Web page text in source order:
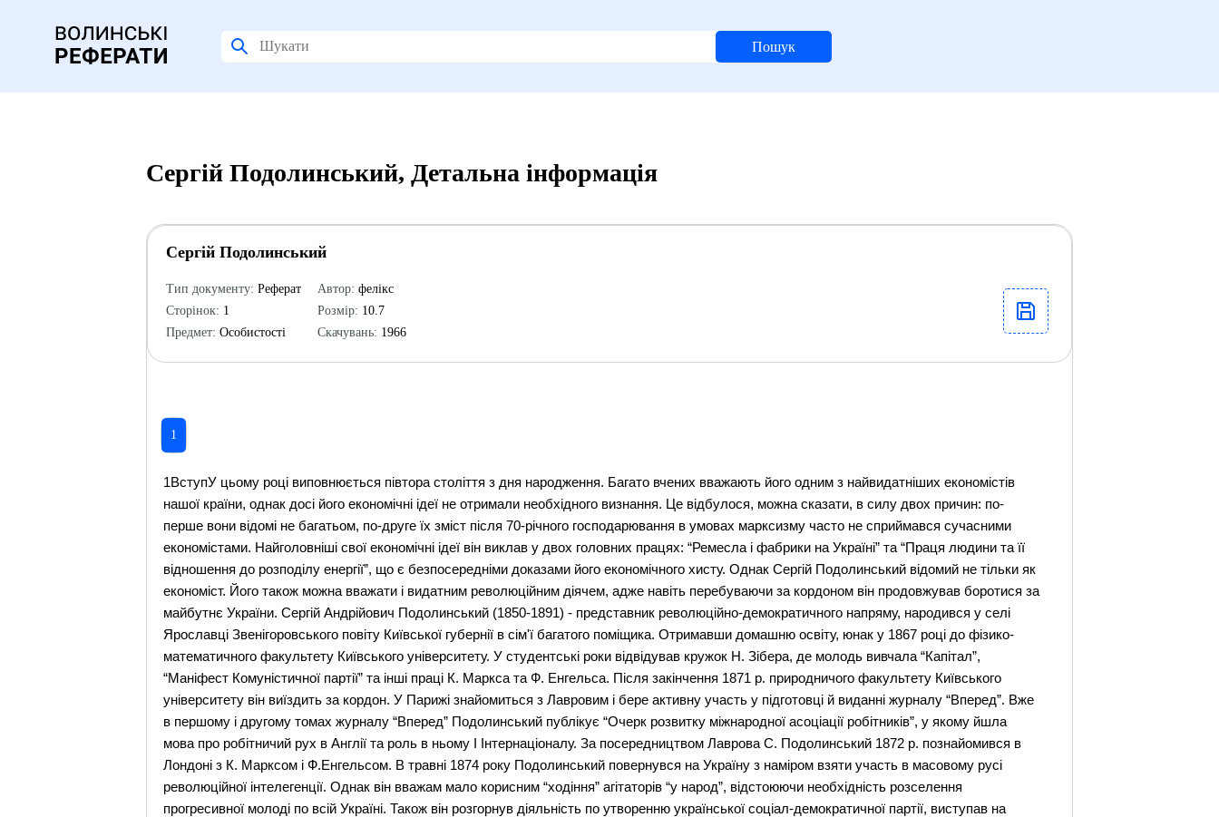
Пошук
Сергій Подолинський, Детальна інформація
Сергій Подолинський
Тип документу: Реферат
Сторінок: 1
Предмет: Особистості
Автор: фелікс
Розмір: 10.7
Скачувань: 1966
1
1ВступУ цьому році виповнюється півтора століття з дня народження. Багато вчених вважають його одним з найвидатніших економістів нашої країни, однак досі його економічні ідеї не отримали необхідного визнання. Це відбулося, можна сказати, в силу двох причин: по-перше вони відомі не багатьом, по-друге їх зміст після 70-річного господарювання в умовах марксизму часто не сприймався сучасними економістами. Найголовніші свої економічні ідеї він виклав у двох головних працях: “Ремесла і фабрики на Україні” та “Праця людини та її відношення до розподілу енергії”, що є безпосередніми доказами його економічного хисту. Однак Сергій Подолинський відомий не тільки як економіст. Його також можна вважати і видатним революційним діячем, адже навіть перебуваючи за кордоном він продовжував боротися за майбутнє України. Сергій Андрійович Подолинський (1850-1891) - представник революційно-демократичного напряму, народився у селі Ярославці Звенігоровського повіту Київської губернії в сім'ї багатого поміщика. Отримавши домашню освіту, юнак у 1867 році до фізико-математичного факультету Київського університету. У студентські роки відвідував кружок Н. Зібера, де молодь вивчала “Капітал”, “Маніфест Комуністичної партії” та інші праці К. Маркса та Ф. Енгельса. Після закінчення 1871 р. природничого факультету Київського університету він виїздить за кордон. У Парижі знайомиться з Лавровим і бере активну участь у підготовці й виданні журналу “Вперед”. Вже в першому і другому томах журналу “Вперед” Подолинський публікує “Очерк розвитку міжнародної асоціації робітників”, у якому йшла мова про робітничий рух в Англії та роль в ньому І Інтернаціоналу. За посередництвом Лаврова С. Подолинський 1872 р. познайомився в Лондоні з К. Марксом і Ф.Енгельсом. В травні 1874 року Подолинський повернувся на Україну з наміром взяти участь в масовому русі революційної інтелегенції. Однак він вважам мало корисним “ходіння” агітаторів “у народ”, відстоюючи необхідність розселення прогресивної молоді по всій Україні. Також він розгорнув діяльність по утворенню української соціал-демократичної партії, виступав на студентських сборах.1875 року разом з галичанином О. Терлецьким він організує у Відні видання соціалістичної літератури, яка широко використовувалась народниками в їхній революційній діяльності. Було, зокрема, видано праці С. Подолинського “Парова машина”, “Про бідність”, Ф. Волховського “Правдиве слово хлібороба до своїх земляків” та інші.Займаючись суспільними ділами, Подолинський віддав багато сил науці. Він вивчає медицину в університиетах Цюріха, Парижа. 1876 р. С. Подолинський захистив у Бреславському університеті дисертацію на здобуття вченого ступеня доктора медицини, певний час проживав в Україні. 1877 року остаточно виїздить за кордон і оселяється у Франції в Монпельє. Він багато і плідно працює. У 1879 р. виходить праця С. Подолинського “Життя і здоров'я людей на Україні”, 1880 р. - “Ремесла і фабрики на Україні”, що стала першою спробою застосування економічного вчення К. Маркса до конкретної історичної дійсності Росії й України, визначення історичної долі капіталізму в країні.На відміну від народників, які заперечували розвиток капіталізму в Росії, С. Подолинський констатує протилежне. Виходячи з учення К. Маркса про три стадії розвитку капіталізму в промисловості і практичного досвіду української економіки, він показує, що капіталізм в Україні, а відтак і в Росії в цілому, проходить у своєму розвитку “ремесло, мануфактуру і великий фабричний здобуток”.С. Подолинський підкреслює прогресивність капіталізму порівняно з феодалізмом, але вказує на його історично минущий характер. Він критикує цей спосіб виробництва і виступає передовсім проти його економічної основи - приватної власності на засоби виробництва. С. Подолинський аналізує суперечності між працею і капіталом, між зростанням багатства буржуазії і зубожінням трудящих мас, суперечність між розвитком продуктивних сил і їх марнуванням за умов капіталізму. “Корінь зла” капіталістичного способу виробництва С. Подолинський бачить у приватній власності, яка дає змогу капіталістам користуватися продуктом неоплаченої праці робітників. На цій підставі він робить висновок про необхідність знищення капіталізму. Капіталізму він протиставляє соціалізм як такий спосіб виробництва, котрий створює найліпші можливості для розвитку продуктивних сил і найбільш відповідає вимогам моралі. Не випадково, що цю працю як таку, що “посягає на приватну власність” і “розпалює ненависть робітників до своїх хазяїв”, було заборонено царською цензурою.Багато зусиль С. Подолинський доклав до популяризації економічного вчення К. Маркса. Він розумів, що головне в ньому - теорія додаткової вартості. Саме тому вже в перших своїх дослідженнях він приділяє цій категорії особливу увагу. Як писав сам С. Подолинський, його брошура “Про бідність” є спробою викласти в популярній формі теорію додаткової вартості і механізм капіталістичної експлуатації з допомогою прикладів, узятих із сільського господарства й цукрової промисловості України.У викладі і трактуванні багатьох категорій економічного вчення К. Маркса С. Подолинський був часто непослідовним, а інколи допускав і суттєві помилки. Проте його діяльність сприяла ознайомленню широких кіл української громадськості з економічним ученням Маркса.Як фахівець у галузі природничих наук, С. Подолинський і в них шукав доказів неминучості соціалізму. Так, ним було зроблено спробу “погодити додаткову працю з панівними фізичними теоріями”. У статті “Праця людини та її відношення до розподілу енергії” що була опублікована 1880 р. в журналі “Слово”, а також у кількох зарубіжних виданнях С. Подолинський намагався знайти природничо-наукові основи соціалізму. Цією працею Подолинський набагато випередив свій час.В цій праці він розкрив енергетичні відмінності органічної та не органічної природи, проаналізував відношення, які існують між працею людини та розподілом енергії на поверхні Землі, розвинув “вчення про енергії, її види, їх взаємне перетворення та … розсіювання” С. Подолинський, керуючись постулатом про єдність сили та кількісну сталість енергії, писав, що енергія всесвіту - величина постійна, але вона нерівномірно розподіляється у різних частинах всесвіту. Автор стверджує, що у енергетичному бюджеті поверхні Землі все меньшою мірою грає роль її внутрішня енергія та поступово зменьшується кількість сонячної енергії; тому необхідно забеспечити збереження енергії, або перетворення постійної енергії(тепла) у вищу форму, яка спроможня перетворитися у механічний рух. На розподіл енергії має вплив людська праця: саме вона обумовлює накопичення енергії, яка перебуває у розпорядженні людства. Подолинський вказав на суперечність визначень праці, які давали такі економісти, як Кене, Сміт, Сісмонді, Сей та інші. Подолинський дає нове природничо-наукове визначення праці. “Праця, - пише він, - є таке споживання механічної та психічної роботи, що нагромаджена в організмі, яке має результатом збільшення кількості перетворюваної енергії на земній поверхні”.Одже за Подолинським, праця дає можливість накопичувати додаткову енергію на Землі, або запобігати її розсіюванню. Найліпшим видом корисної праці він називає землеробство. Посилаючись на аграрну статистику Франції (де у той час проживав), Подолинський порівняв продуктивність природних та оброблювальних земельних ділянок, показав як завдяки труду відбувається накопичення енергії, необхідної для одержання споживчих речовин, та дізнався, що саме є джерелом здатності до праці у людському тілі; цей аналіз спирався на дослідженнях у багатьох галузях - механіки, фізіки, хімії, біології, енергетики, психології, економіки та ін.. На підставі загальних було зроблено висновок, що праця зберігає енергію приблизно в 10 разів більше тієї, яку в неї вкладують. А це означає, що існують великі можливості задоволення людських потреб за рахунок збільшення енергетичного бюджету Землі. Суперечучи Мальтусу Подолинський підкреслює, що збільшення населення планети та підвищення продуктивності праці призведе до накопичення енергії, а тому - до прогресу людства. Капіталізм обумовлює збільшення накопичення енергії через підвищення продуктивності праці, але в той же час підвищується розкрадання енергії, тобто відбувається протлежний процес, повязаний з війнами, загибелью людей, невиробничим споживанням та виготовленням предметів розкоші. У французькому варіанті праці наводиться думка, що покінчити з розтратою природних ресурсів та забеспечити найбільше акумулювання енергії підсилу тільки соціалізму.Саме праця може стати причиною таких змін у розподілі енергії, які дали б можливість використати найбільшу частину сил природи для задоволення людських потреб. Виходячи з цього він намагається відповісти на запитання: який же спосіб виробництва є найсприятливішим. Таким способом виробництва, за С. Подолинським, буде соціалізм.Ключові моменти свого дослідження Подолинськийсформулював у 10 тезисах. Головне, на що він хотів звернути увагу читача, - це необхідність абсолютного збільшення енергетичного бюджету, “адже за незмінної її кількості перетворення нищої енергії у вищу скоро досягнеться межа після якої вона не зможе відбуватися без додаткових витрат на розсіювання”. Французький варіант своєї праці С. Подолинський надіслав К. Марксу з проханням висловити свою думку по розробленому питанню і в листі до нього зазначив, що написав її під впливом “Капіталу”.К. Маркс прихильно відгукнувся про працю С. Подолинського і звернувся до Ф. Енгельса з проханням висловити свою думку. У листах до К. Маркса (1882) Ф. Енгельс, указуючи на цінність відкриття С. Подолинського, водночас зазначав помилковість його висновків. “Його справжнє відкриття, - писав Ф. Енгельс, - полягає в тім, що людська праця може довше утримати на поверхні землі і довше примусити діяти сонячну енергію, ніж це було б без неї. Усі економічні наслідки, які він звідси виводить - помилкові”. “Подолинський, - писав далі Ф. Енгельс, - відхилився в бік від свого дуже цінного відкриття, тому що хотів знайти приро